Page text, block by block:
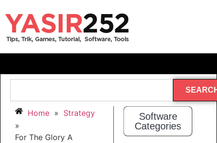
Home » Strategy
»
For The Glory A
Software
Categories